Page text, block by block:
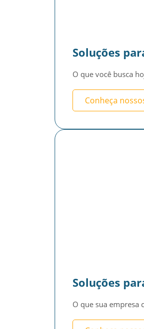
Soluções
O que você busca
Conheça
Soluções
O que sua empresa